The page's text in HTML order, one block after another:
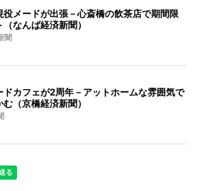
役メードが出張－心斎橋の飲茶店で期間限
なんば経済新聞）
聞
ドカフェが2周年－アットホームな雰囲気で
（京橋経済新聞）